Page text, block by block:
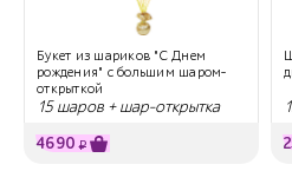
Букет из шариков "С Днем
рождения" с большим шаром-
открыткой
15 шаров + шар-открытка
4690 ₽